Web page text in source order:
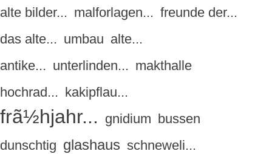
alte bilder... malforlagen... freunde der...
das alte... umbau alte...
antike... unterlinden... makthalle
hochrad... kakipflau...
frã½hjahr... gnidium bussen
dunschtig glashaus schneweli...